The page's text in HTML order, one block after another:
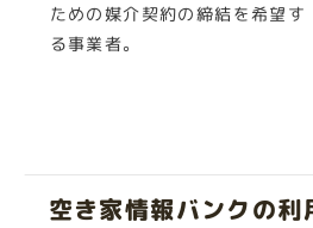
ための媒介契約の締結を希望す
る事業者。
空き家情報バンクの利